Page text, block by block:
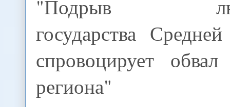
"Подрыв
государства
спровоцирует обвал
региона"